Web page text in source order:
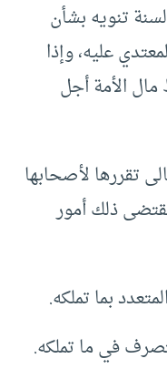
تنويه بشأن
عليه، وإذا
الأمة أجل
تقررها لأصحابها
ذلك أمور
بما تملكه.
في ما تملكه.